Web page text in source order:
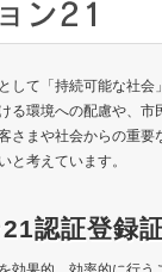
して「持続可能な社会
る環境への配慮や、市
さまや社会からの重要
と考えています。
認証登録